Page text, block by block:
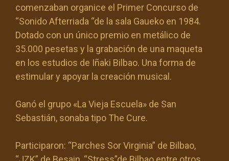
comenzaban organice el Primer Concurso de
“Sonido Afterriada “de la sala Gaueko en 1984.
Dotado con un único premio en metálico de
35.000 pesetas y la grabación de una maqueta
en los estudios de Iñaki Bilbao. Una forma de
estimular y apoyar la creación musical.
Ganó el grupo «La Vieja Escuela» de San
Sebastián, sonaba tipo The Cure.
Participaron: “Parches Sor Virginia” de Bilbao,